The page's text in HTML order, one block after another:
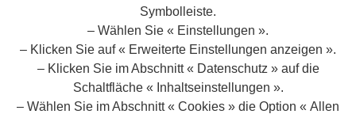
Symbolleiste.
– Wählen Sie « Einstellungen ».
– Klicken Sie auf « Erweiterte Einstellungen anzeigen ».
– Klicken Sie im Abschnitt « Datenschutz » auf die
Schaltfläche « Inhaltseinstellungen ».
– Wählen Sie im Abschnitt « Cookies » die Option « Allen